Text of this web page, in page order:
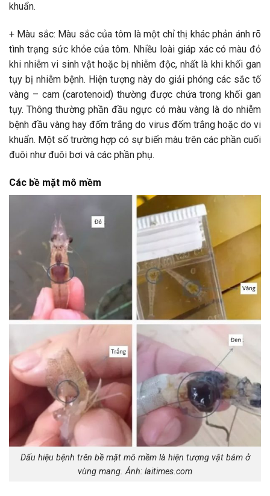
khuẩn.
+ Màu sắc: Màu sắc của tôm là một chỉ thị khác phản ánh rõ
tình trạng sức khỏe của tôm. Nhiều loài giáp xác có màu đỏ
khi nhiễm vi sinh vật hoặc bị nhiễm độc, nhất là khi khối gan
tụy bị nhiễm bệnh. Hiện tượng này do giải phóng các sắc tố
vàng – cam (carotenoid) thường được chứa trong khối gan
tụy. Thông thường phần đầu ngực có màu vàng là do nhiễm
bệnh đầu vàng hay đốm trắng do virus đốm trắng hoặc do vi
khuẩn. Một số trường hợp có sự biến màu trên các phần cuối
đuôi như đuôi bơi và các phần phụ.
Các bề mặt mô mềm
Dấu hiệu bệnh trên bề mặt mô mềm là hiện tượng vật bám ở
vùng mang. Ảnh: laitimes.com